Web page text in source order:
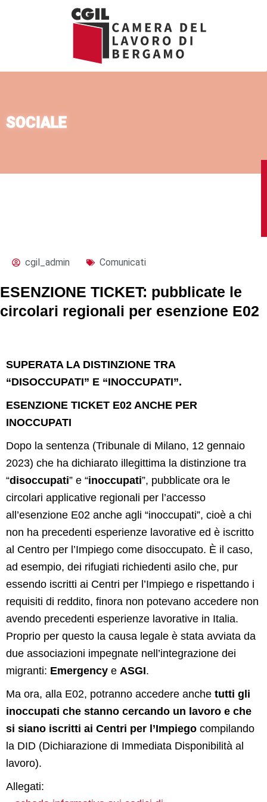
SOCIALE
cgil_admin Comunicati
ESENZIONE TICKET: pubblicate le
circolari regionali per esenzione E02
SUPERATA LA DISTINZIONE TRA
“DISOCCUPATI” E “INOCCUPATI”.
ESENZIONE TICKET E02 ANCHE PER
INOCCUPATI
Dopo la sentenza (Tribunale di Milano, 12 gennaio
2023) che ha dichiarato illegittima la distinzione tra
“disoccupati” e “inoccupati”, pubblicate ora le
circolari applicative regionali per l’accesso
all’esenzione E02 anche agli “inoccupati”, cioè a chi
non ha precedenti esperienze lavorative ed è iscritto
al Centro per l’Impiego come disoccupato. È il caso,
ad esempio, dei rifugiati richiedenti asilo che, pur
essendo iscritti ai Centri per l’Impiego e rispettando i
requisiti di reddito, finora non potevano accedere non
avendo precedenti esperienze lavorative in Italia.
Proprio per questo la causa legale è stata avviata da
due associazioni impegnate nell’integrazione dei
migranti: Emergency e ASGI.
Ma ora, alla E02, potranno accedere anche tutti gli
inoccupati che stanno cercando un lavoro e che
si siano iscritti ai Centri per l’Impiego compilando
la DID (Dichiarazione di Immediata Disponibilità al
lavoro).
Allegati: